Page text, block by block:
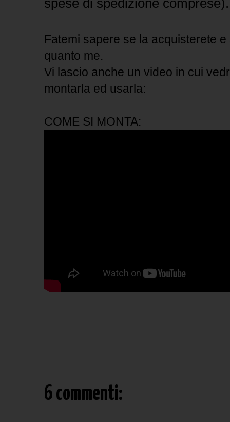
Fatemi sapere se la acquisterete
quanto me.
Vi lascio anche un video in cui
montarla ed usarla:
COME SI MONTA:
6 commenti: